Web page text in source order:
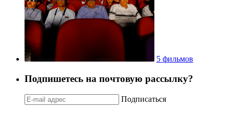
5 фильмов
Подпишетесь на почтовую рассылку?
Подписаться